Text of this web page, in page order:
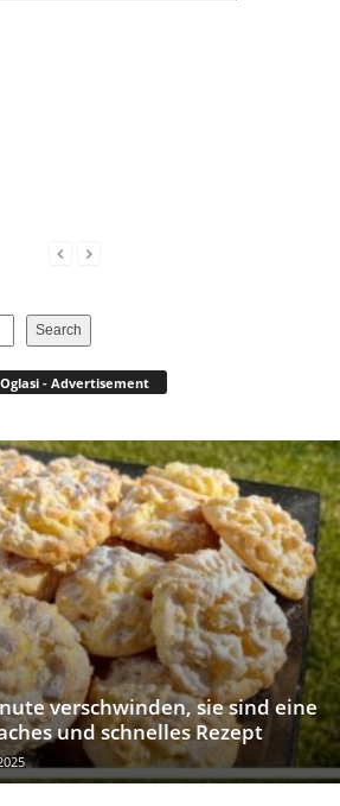
Search
Oglasi - Advertisement
verschwinden, sie sind eine
und schnelles Rezept